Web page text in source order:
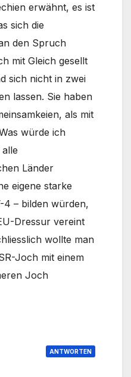
erwähnt, es ist
sich die
den Spruch
mit Gleich gesellt
sich nicht in zwei
lassen. Sie haben
als mit
würde ich
Länder
eigene starke
4 – bilden würden,
Dressur vereint
wollte man
Joch mit einem
Joch
ANTWORTEN